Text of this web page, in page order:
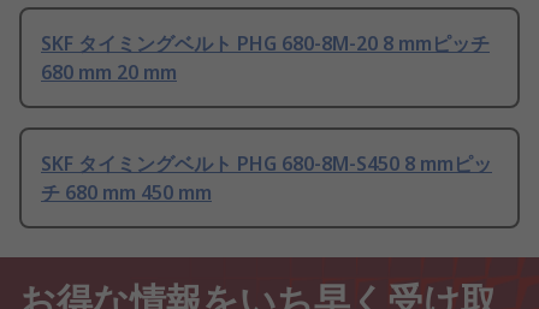
SKF タイミングベルト PHG 680-8M-20 8 mmピッチ
680 mm 20 mm
SKF タイミングベルト PHG 680-8M-S450 8 mmピッ
チ 680 mm 450 mm
お得な情報をいち早く受け取